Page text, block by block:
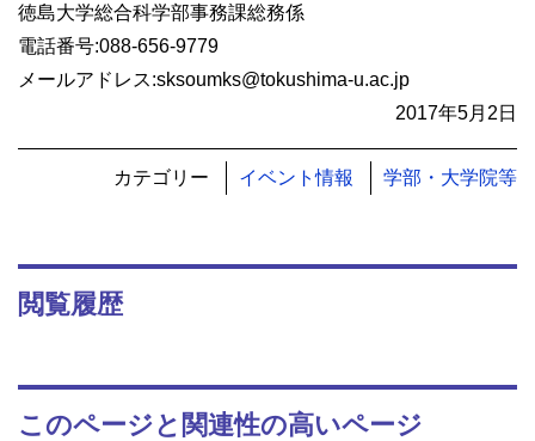
徳島大学総合科学部事務課総務係
電話番号:088-656-9779
メールアドレス:sksoumks@tokushima-u.ac.jp
2017年5月2日
カテゴリー イベント情報 学部・大学院等
閲覧履歴
このページと関連性の高いページ